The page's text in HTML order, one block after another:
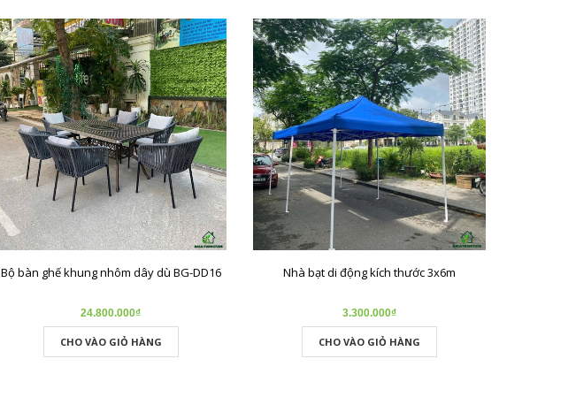
Bộ bàn ghế khung nhôm dây dù BG-DD16
24.800.000₫
CHO VÀO GIỎ HÀNG
Nhà bạt di động kích thước 3x6m
3.300.000₫
CHO VÀO GIỎ HÀNG